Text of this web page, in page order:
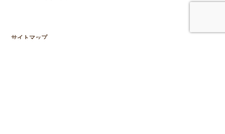
サイトマップ